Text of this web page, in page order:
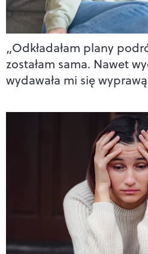
„Odkładałam plany
zostałam sama. Nawet
wydawała mi się